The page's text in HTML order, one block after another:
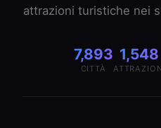
attrazioni turistiche nei
7,893
CITTÀ
1,548